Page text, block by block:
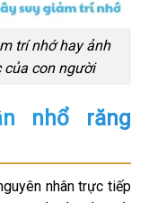
trí nhớ hay ảnh
của con người
nhổ răng
nhân trực tiếp